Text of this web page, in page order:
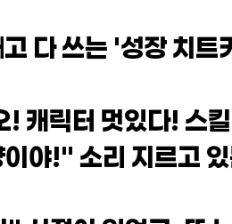
다 쓰는 '성장 치트
캐릭터 멋있다! 스
이야!" 소리 지르고